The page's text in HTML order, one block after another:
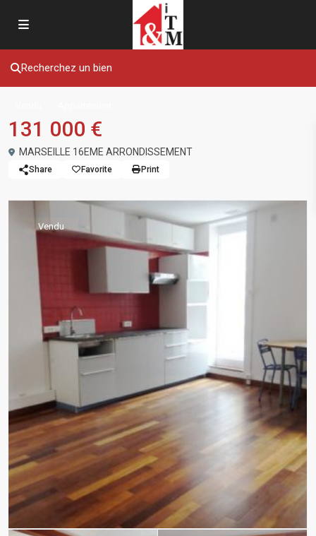
Recherchez un bien
131 000 €
MARSEILLE 16EME ARRONDISSEMENT
Share Favorite Print
Vendu